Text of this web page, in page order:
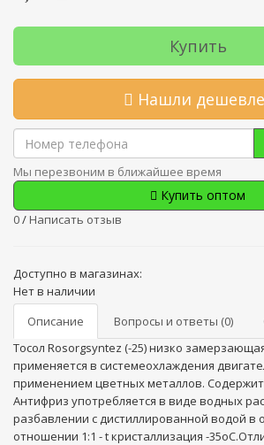
Купить
Нашли
Мы перезвоним в ближайшее время
Купить оптом
0/ Написать отзыв
Доступно в магазинах:
Нет в наличии
Описание
Вопросы и ответы (0)
Тосол Rosorgsyntez (-25) низко
применяется в системеохлаждения
применением цветных металлов.
Антифриз употребляется в виде водных
разбавлении с дистиллированной водой в
отношении 1:1 - t кристаллизация -